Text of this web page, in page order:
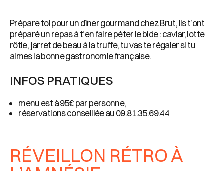
Prépare toi pour un dîner gourmand chez Brut, ils t’ont
préparé un repas à t’en faire péter le bide : caviar, lotte
rôtie, jarret de beau à la truffe, tu vas te régaler si tu
aimes la bonne gastronomie française.
INFOS PRATIQUES
menu est à 95€ par personne,
réservations conseillée au09.81.35.69.44
RÉVEILLON RÉTRO À